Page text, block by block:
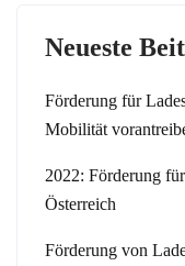
Neueste
Förderung für
Mobilität
2022: Förderung
Österreich
Förderung von